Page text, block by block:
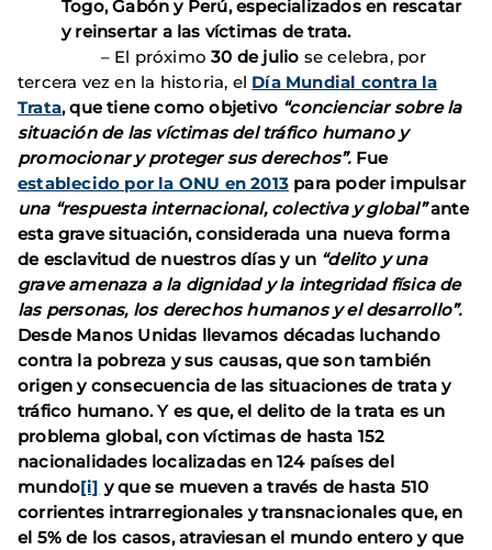
Togo, Gabón y Perú, especializados en rescatar
y reinsertar a las víctimas de trata.
– El próximo30 de julio se celebra, por
tercera vez en la historia, el Día Mundial contra la
Trata, que tiene como objetivo “concienciar sobre la
situación de las víctimas del tráfico humano y
promocionar y proteger sus derechos”. Fue
establecido por la ONU en 2013 para poder impulsar
una “respuesta internacional, colectiva y global”ante
esta grave situación, considerada una nueva forma
de esclavitud de nuestros días y un “delito y una
grave amenaza a la dignidad y la integridad física de
las personas, los derechos humanos y el desarrollo”.
Desde Manos Unidas llevamos décadas luchando
contra la pobreza y sus causas, que son también
origen y consecuencia de las situaciones de trata y
tráfico humano. Y es que,el delito de la trata es un
problema global, con víctimas de hasta 152
nacionalidades localizadas en 124 países del
mundo[i] y que se mueven a través de hasta 510
corrientes intrarregionales y transnacionales que, en
el 5% de los casos, atraviesan el mundo entero y que